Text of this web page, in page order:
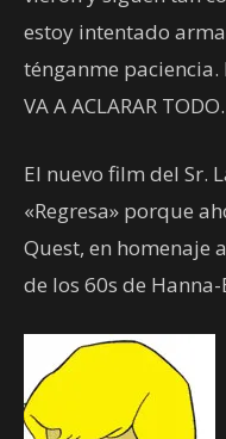
estoy intentado
ténganme paciencia.
VA A ACLARAR TODO.
El nuevo film del Sr.
«Regresa» porque
Quest, en homenaje
de los 60s de